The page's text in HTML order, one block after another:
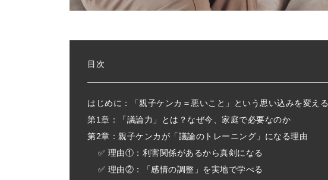
目次
はじめに：「親子ケンカ＝悪いこと」という思い込みを変える
第1章：「議論力」とは？なぜ今、家庭で必要なのか
第2章：親子ケンカが「議論のトレーニング」になる理由
✅ 理由①：利害関係があるから真剣になる
✅ 理由②：「感情の調整」を実地で学べる